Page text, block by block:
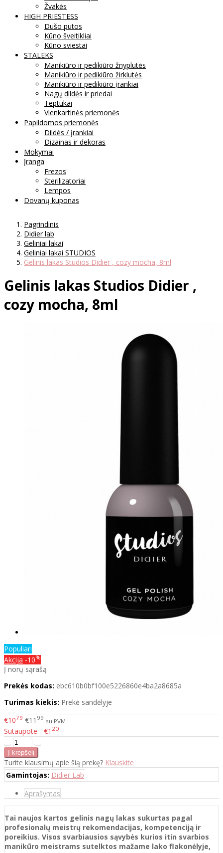
Žvakės
HIGH PRIESTESS
Dušo putos
Kūno šveitikliai
Kūno sviestai
STALEKS
Manikiūro ir pedikiūro žnyplutės
Manikiūro ir pedikiūro žirklutės
Manikiūro ir pedikiūro įrankiai
Nagų dildės ir priedai
Teptukai
Vienkartinės priemonės
Papildomos priemonės
Dildės / įrankiai
Dizainas ir dekoras
Mokymai
Įranga
Frezos
Sterilizatoriai
Lempos
Dovanų kuponas
Pagrindinis
Didier lab
Geliniai lakai
Geliniai lakai STUDIOS
Gelinis lakas Studios Didier , cozy mocha, 8ml
Gelinis lakas Studios Didier ,
cozy mocha, 8ml
Populiari
Akcija -10%
Į norų sąrašą
Prekės kodas: ebc610b0bf100e5226860e4ba2a8685a
Turimas kiekis: Prekė sandėlyje
€1079 €11 99 su PVM
Sutaupote - €1 20
Turite klausimų apie šią prekę? Klauskite
Gamintojas: Didier Lab
Aprašymas
Tai naujos kartos gelinis nagų lakas sukurtas pagal
profesionalų meistrų rekomendacijas, kompetenciją ir
poreikius. Visos svarbiausios sąvybės kurios itin svarbios
manikūro meistrams sutelktos mažame lako flakonėlyje,